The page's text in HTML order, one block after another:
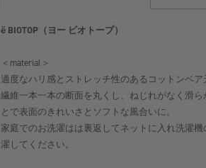
ё BIOTOP（ヨー ビオトープ）
＜material＞
適度なハリ感とストレッチ性のあるコットンベア
繊維一本一本の断面を丸くし、ねじれがなく滑ら
とで表面のきれいさとソフトな風合いに。
家庭でのお洗濯はは裏返してネットに入れ洗濯
濯してください。